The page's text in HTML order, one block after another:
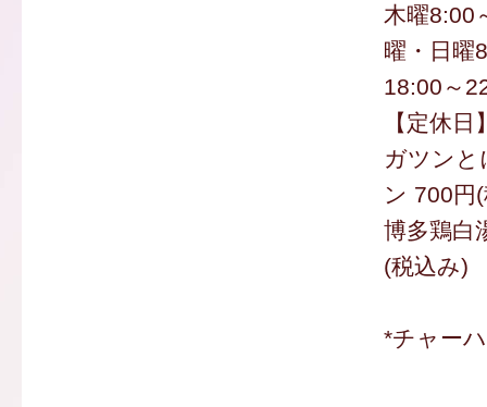
木曜8:00
曜・日曜
18:00～
【定休日
ガツンと
ン 700円
博多鶏白
(税込み)
*チャー